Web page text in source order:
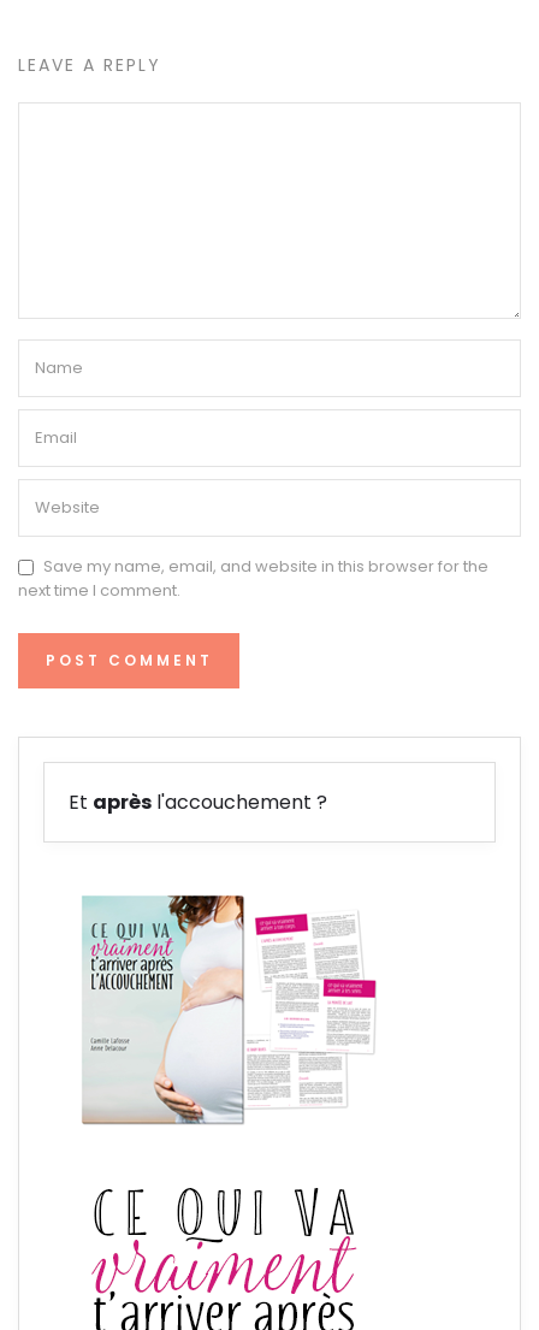
LEAVE A REPLY
Save my name, email, and website in this browser for the
next time I comment.
Et après l'accouchement ?